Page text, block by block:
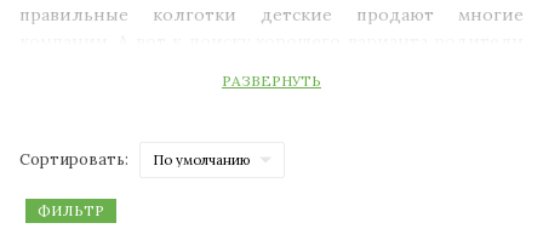
правильные колготки детские продают многие
мифы, что неправильно.
РАЗВЕРНУТЬ
Сортировать:
ФИЛЬТР